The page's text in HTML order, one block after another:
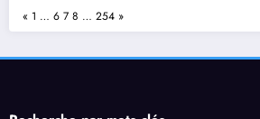
Page:
Previous
« 1 … 6 7 8 … 254 Next
»